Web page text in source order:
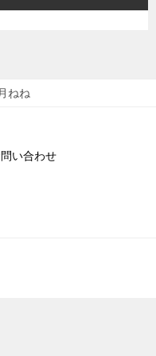
ねね
い合わせ